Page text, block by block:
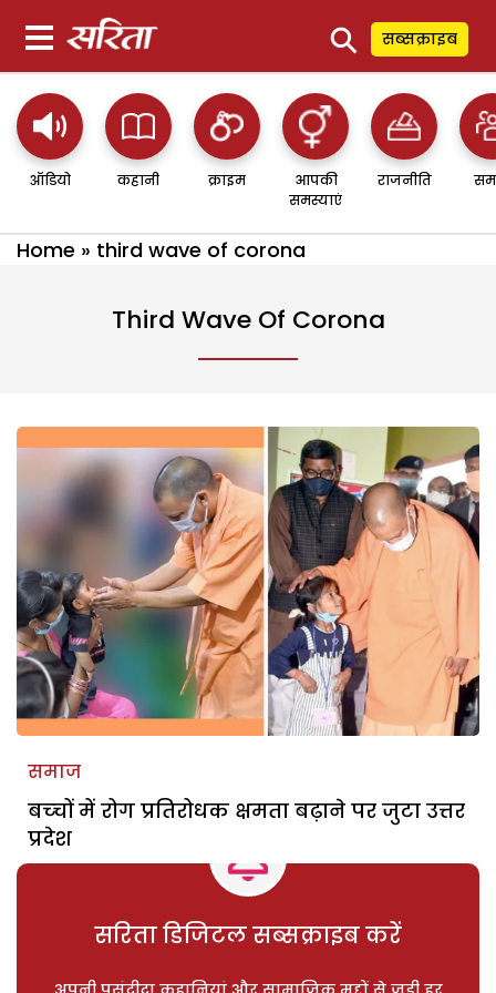
⚲ सब्सक्राइब
ऑडियो कहानी क्राइम
आपकी
समस्याएं
राजनीति
Home » third wave of corona
Third Wave Of Corona
समाज
बच्‍चों में रोग प्रतिरोधक क्षमता बढ़ाने पर जुटा उत्तर
प्रदेश
सरिता डिजिटल सब्सक्राइब करें